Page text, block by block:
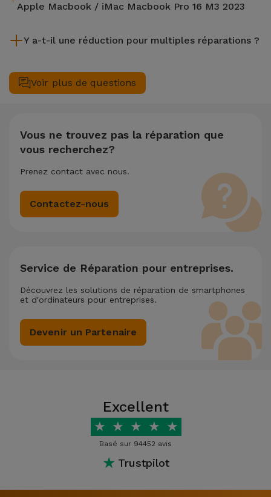
Apple Macbook / iMac Macbook Pro 16 M3 2023
il est toujours recommandé de faire une sauvegarde. La page
des fichiers.
Y a-t-il une réduction pour multiples réparations ?
complète de votre équipement. Si votre Apple Macbook /
iMac Macbook Pro 16 M3 2023 nécessite deux ou plusieurs
réparation la moins chère.
Voir plus de questions
Vous ne trouvez pas la réparation que
vous recherchez?
Prenez contact avec nous.
Contactez-nous
Service de Réparation pour entreprises.
Découvrez les solutions de réparation de smartphones
et d'ordinateurs pour entreprises.
Devenir un Partenaire
Excellent
★ ★ ★ ★ ★
Basé sur 94452 avis
★ Trustpilot